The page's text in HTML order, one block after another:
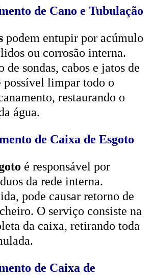
de Cano e Tubulação
podem entupir por acúmulo
ou corrosão interna.
de sondas, cabos e jatos de
possível limpar todo o
restaurando o
água.
de Caixa de Esgoto
é responsável por
da rede interna.
pode causar retorno de
O serviço consiste na
da caixa, retirando toda
de Caixa de